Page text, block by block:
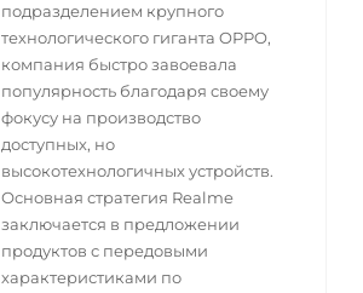
подразделением крупного
технологического гиганта OPPO,
компания быстро завоевала
популярность благодаря своему
фокусу на производство
доступных, но
высокотехнологичных устройств.
Основная стратегия Realme
заключается в предложении
продуктов с передовыми
характеристиками по